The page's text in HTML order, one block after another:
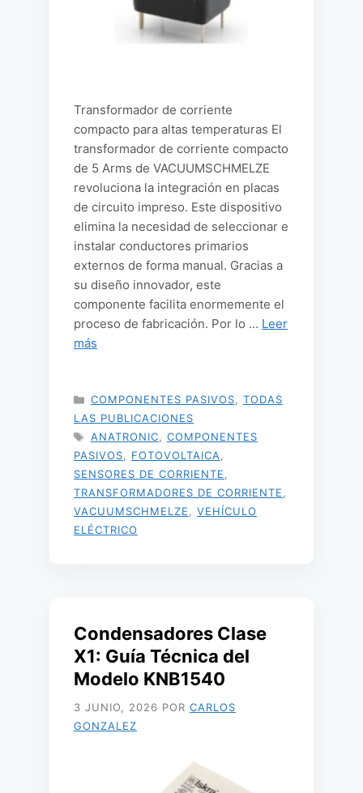
Transformador de corriente
compacto para altas temperaturas El
transformador de corriente compacto
de 5 Arms de VACUUMSCHMELZE
revoluciona la integración en placas
de circuito impreso. Este dispositivo
elimina la necesidad de seleccionar e
instalar conductores primarios
externos de forma manual. Gracias a
su diseño innovador, este
componente facilita enormemente el
proceso de fabricación. Por lo … Leer
más
CATEGORÍAS
COMPONENTES PASIVOS
TODAS
LAS PUBLICACIONES
ETIQUETAS
ANATRONIC
COMPONENTES
PASIVOS
FOTOVOLTAICA
SENSORES DE CORRIENTE
TRANSFORMADORES DE CORRIENTE
VACUUMSCHMELZE
VEHÍCULO
ELÉCTRICO
Condensadores Clase
X1: Guía Técnica del
Modelo KNB1540
3 JUNIO, 2026 POR CARLOS
GONZALEZ